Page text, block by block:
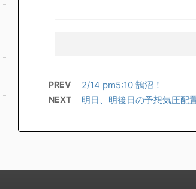
PREV 2/14 pm5:10 鵠沼！
NEXT 明日、明後日の予想気圧配